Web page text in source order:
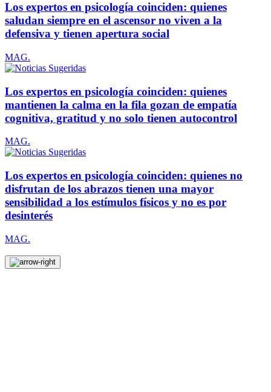
Los expertos en psicología coinciden: quienes
saludan siempre en el ascensor no viven a la
defensiva y tienen apertura social
MAG.
Los expertos en psicología coinciden: quienes
mantienen la calma en la fila gozan de empatía
cognitiva, gratitud y no solo tienen autocontrol
MAG.
Los expertos en psicología coinciden: quienes no
disfrutan de los abrazos tienen una mayor
sensibilidad a los estímulos físicos y no es por
desinterés
MAG.